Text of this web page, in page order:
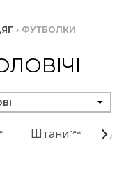
› ФУТБОЛКИ
Штаниnew